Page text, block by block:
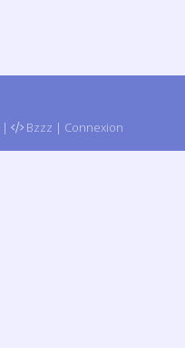
| Bzzz | Connexion